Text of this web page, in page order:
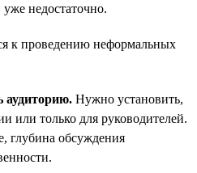
недостаточно.
к проведению неформальных
аудиторию. Нужно установить,
или только для руководителей.
глубина обсуждения